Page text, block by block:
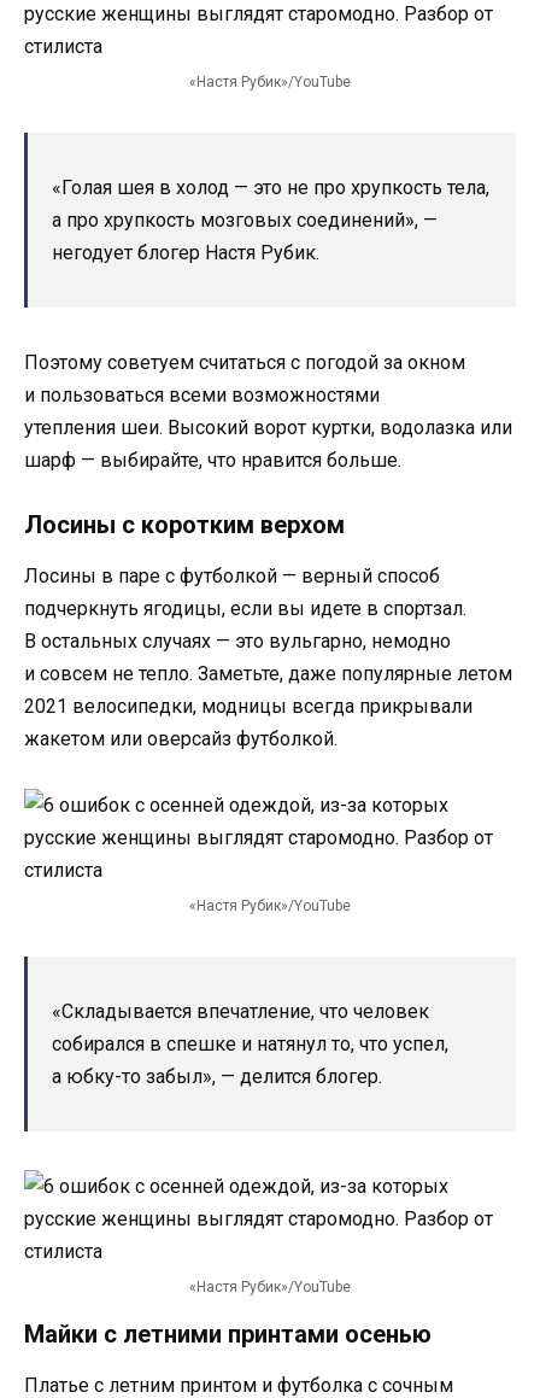
«Настя Рубик»/YouTube
«Голая шея в холод — это не про хрупкость тела,
а про хрупкость мозговых соединений», —
негодует блогер Настя Рубик.
Поэтому советуем считаться с погодой за окном
и пользоваться всеми возможностями
утепления шеи. Высокий ворот куртки, водолазка или
шарф — выбирайте, что нравится больше.
Лосины с коротким верхом
Лосины в паре с футболкой — верный способ
подчеркнуть ягодицы, если вы идете в спортзал.
В остальных случаях — это вульгарно, немодно
и совсем не тепло. Заметьте, даже популярные летом
2021 велосипедки, модницы всегда прикрывали
жакетом или оверсайз футболкой.
«Настя Рубик»/YouTube
«Складывается впечатление, что человек
собирался в спешке и натянул то, что успел,
а юбку-то забыл», — делится блогер.
«Настя Рубик»/YouTube
Майки с летними принтами осенью
Платье с летним принтом и футболка с сочным